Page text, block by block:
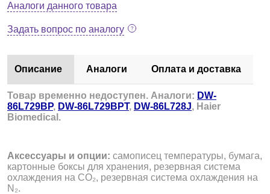
Аналоги данного товара
Задать вопрос по аналогу
Описание Аналоги Оплата и доставка
Товар временно недоступен. Аналоги: DW-
86L729BP, DW-86L729BPT, DW-86L728J, Haier
Biomedical.
Аксессуары и опции: самописец температуры, бумага,
картонные боксы для хранения, резервная система
охлаждения на СО₂, резервная система охлаждения на
N₂.